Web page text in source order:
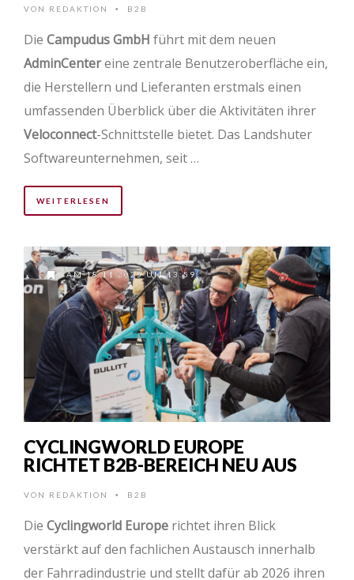
VON REDAKTION • B2B
Die Campudus GmbH führt mit dem neuen
AdminCentereine zentrale Benutzeroberfläche ein,
die Herstellern und Lieferanten erstmals einen
umfassenden Überblick über die Aktivitäten ihrer
Veloconnect-Schnittstelle bietet. Das Landshuter
Softwareunternehmen, seit …
WEITERLESEN
AM 18.11.2025 UM 13:59
CYCLINGWORLD EUROPE
RICHTET B2B-BEREICH NEU AUS
VON REDAKTION • B2B
Die Cyclingworld Europe richtet ihren Blick
verstärkt auf den fachlichen Austausch innerhalb
der Fahrradindustrie und stellt dafür ab 2026 ihren